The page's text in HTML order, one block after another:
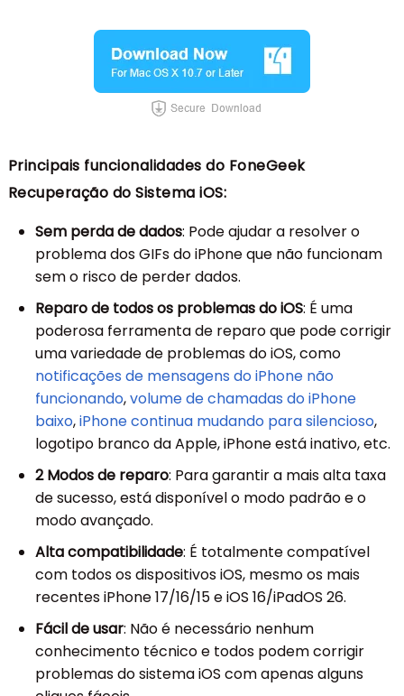
Principais funcionalidades do FoneGeek
Recuperação do Sistema iOS:
Sem perda de dados: Pode ajudar a resolver o
problema dos GIFs do iPhone que não funcionam
sem o risco de perder dados.
Reparo de todos os problemas do iOS: É uma
poderosa ferramenta de reparo que pode corrigir
uma variedade de problemas do iOS, como
notificações de mensagens do iPhone não
funcionando,volume de chamadas do iPhone
baixo,iPhone continua mudando para silencioso,
logotipo branco da Apple, iPhone está inativo, etc.
2 Modos de reparo: Para garantir a mais alta taxa
de sucesso, está disponível o modo padrão e o
modo avançado.
Alta compatibilidade: É totalmente compatível
com todos os dispositivos iOS, mesmo os mais
recentes iPhone 17/16/15 e iOS 16/iPadOS 26.
Fácil de usar: Não é necessário nenhum
conhecimento técnico e todos podem corrigir
problemas do sistema iOS com apenas alguns